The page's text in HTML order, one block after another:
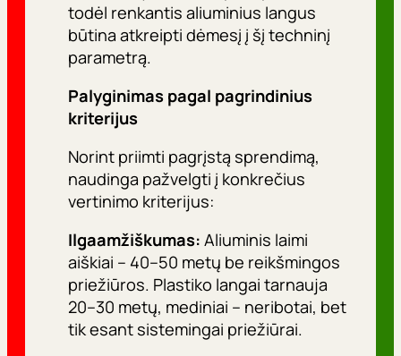
todėl renkantis aliuminius langus
būtina atkreipti dėmesį į šį techninį
parametrą.
Palyginimas pagal pagrindinius
kriterijus
Norint priimti pagrįstą sprendimą,
naudinga pažvelgti į konkrečius
vertinimo kriterijus:
Ilgaamžiškumas: Aliuminis laimi
aiškiai – 40–50 metų be reikšmingos
priežiūros. Plastiko langai tarnauja
20–30 metų, mediniai – neribotai, bet
tik esant sistemingai priežiūrai.